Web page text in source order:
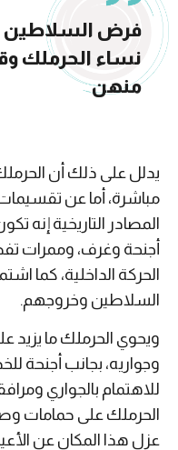
فرض السلاطين
نساء الحرملك
منهن
يدلل على ذلك أن
مباشرة، أما عن
المصادر التاريخية إنه
أجنحة وغرف، وممرات
الحركة الداخلية، كما
السلاطين وخروجهم.
وجواريه، بجانب أجنحة
للاهتمام بالجواري
الحرملك على حمامات
عزل هذا المكان عن